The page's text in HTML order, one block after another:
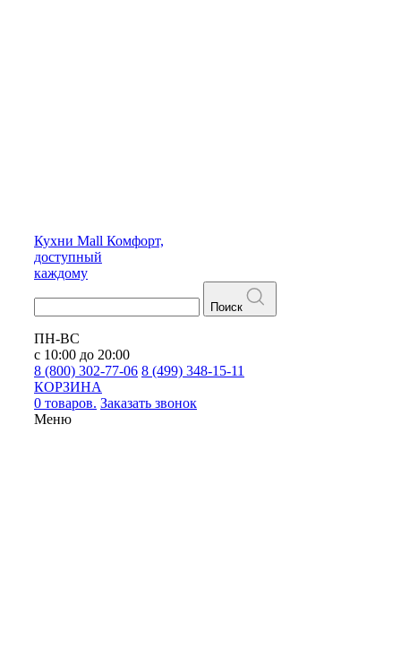
Кухни Mall Комфорт,
доступный
каждому
Поиск
ПН-ВС
с 10:00 до 20:00
8 (800) 302-77-06 8 (499) 348-15-11
КОРЗИНА
0 товаров. Заказать звонок
Меню